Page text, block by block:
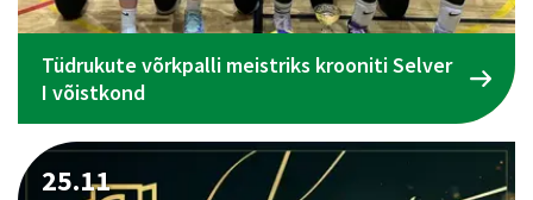
Tüdrukute võrkpalli meistriks krooniti Selver
I võistkond
25.11